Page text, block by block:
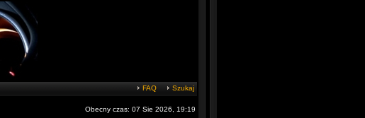
FAQ Szukaj
Obecny czas: 07 Sie 2026, 19:19